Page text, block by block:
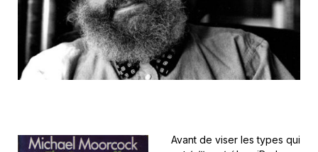
Avant de viser les types qui